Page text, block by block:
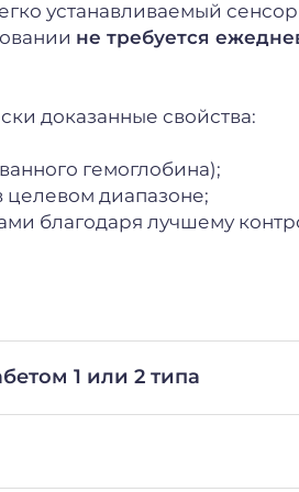
устанавливаемый
не требуется
доказанные свойства:
гемоглобина);
целевом диапазоне;
благодаря лучшему
1 или 2 типа